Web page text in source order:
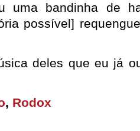
uma bandinha de
possível]
deles que eu já
, Rodox